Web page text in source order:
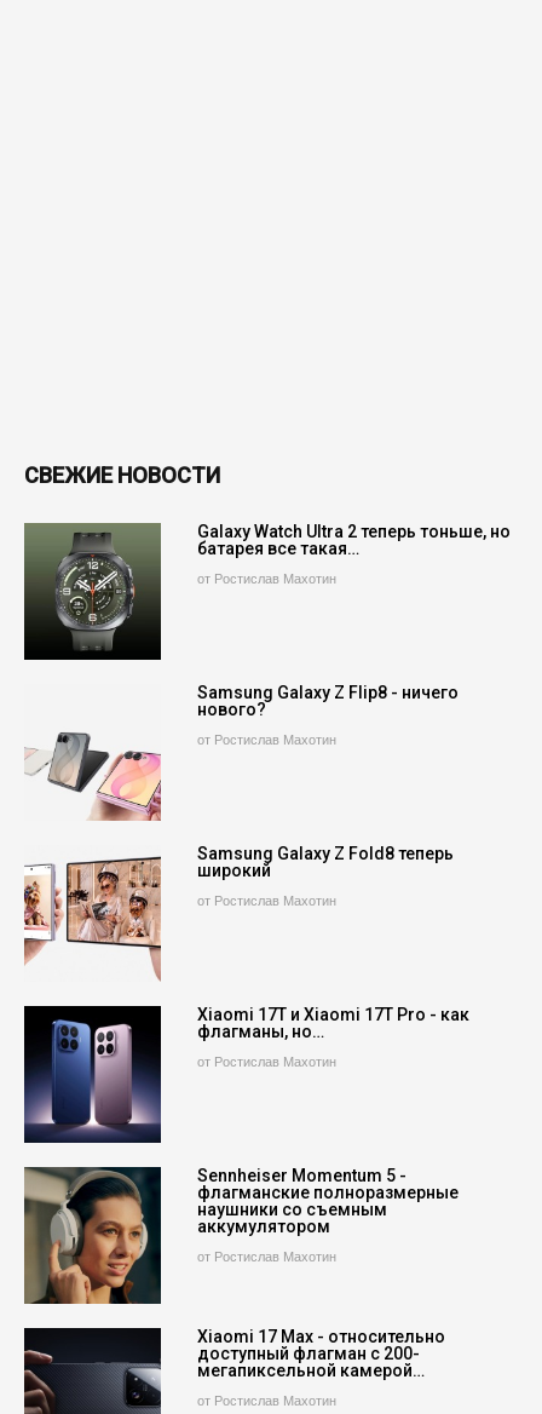
СВЕЖИЕ НОВОСТИ
Galaxy Watch Ultra 2 теперь тоньше, но
батарея все такая…
от Ростислав Махотин
Samsung Galaxy Z Flip8 - ничего
нового?
от Ростислав Махотин
Samsung Galaxy Z Fold8 теперь
широкий
от Ростислав Махотин
Xiaomi 17T и Xiaomi 17T Pro - как
флагманы, но…
от Ростислав Махотин
Sennheiser Momentum 5 -
флагманские полноразмерные
наушники со съемным
аккумулятором
от Ростислав Махотин
Xiaomi 17 Max - относительно
доступный флагман с 200-
мегапиксельной камерой…
от Ростислав Махотин